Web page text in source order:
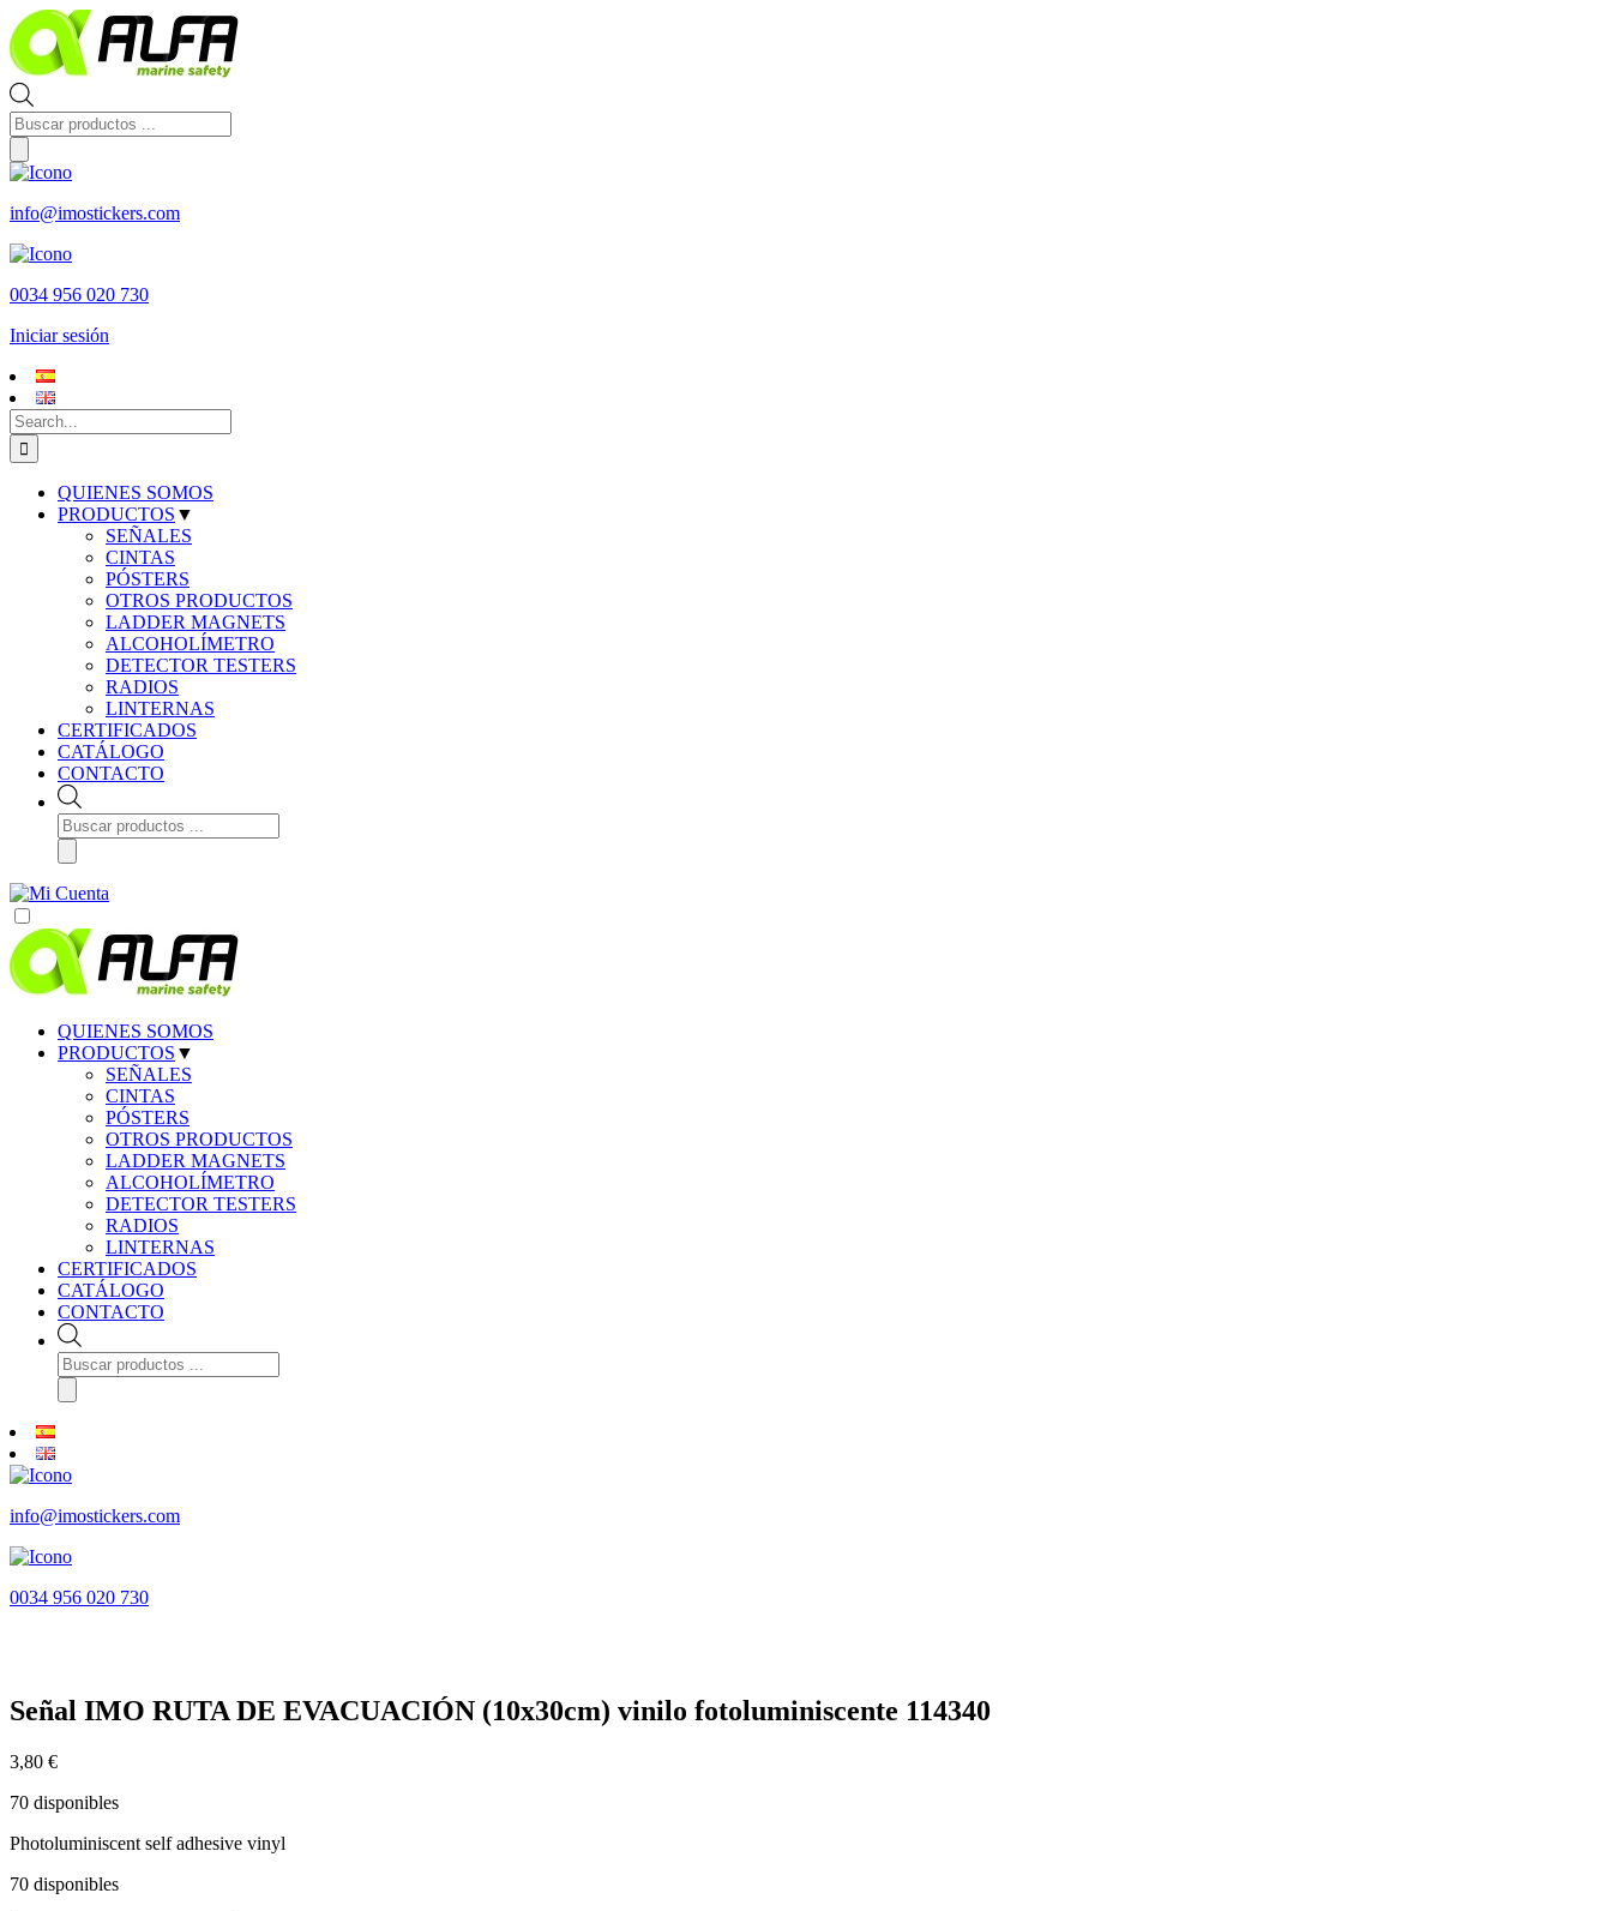
Skip
to
content
Búsqueda
de
productos
info@imostickers.com
0034 956 020 730
Iniciar sesión
Search
for:
QUIENES SOMOS
PRODUCTOS ▼
SEÑALES
CINTAS
PÓSTERS
OTROS PRODUCTOS
LADDER MAGNETS
ALCOHOLÍMETRO
DETECTOR TESTERS
RADIOS
LINTERNAS
CERTIFICADOS
CATÁLOGO
CONTACTO
Búsqueda
de
productos
QUIENES SOMOS
PRODUCTOS ▼
SEÑALES
CINTAS
PÓSTERS
OTROS PRODUCTOS
LADDER MAGNETS
ALCOHOLÍMETRO
DETECTOR TESTERS
RADIOS
LINTERNAS
CERTIFICADOS
CATÁLOGO
CONTACTO
Búsqueda
de
productos
info@imostickers.com
0034 956 020 730
Señal IMO RUTA DE EVACUACIÓN (10x30cm) vinilo fotoluminiscente 114340
3,80 €
70 disponibles
Photoluminiscent self adhesive vinyl
70 disponibles